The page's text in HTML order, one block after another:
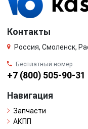
Контакты
Россия, Смоленск,
Бесплатный номер
+7 (800) 505-90-31
Навигация
Запчасти
АКПП